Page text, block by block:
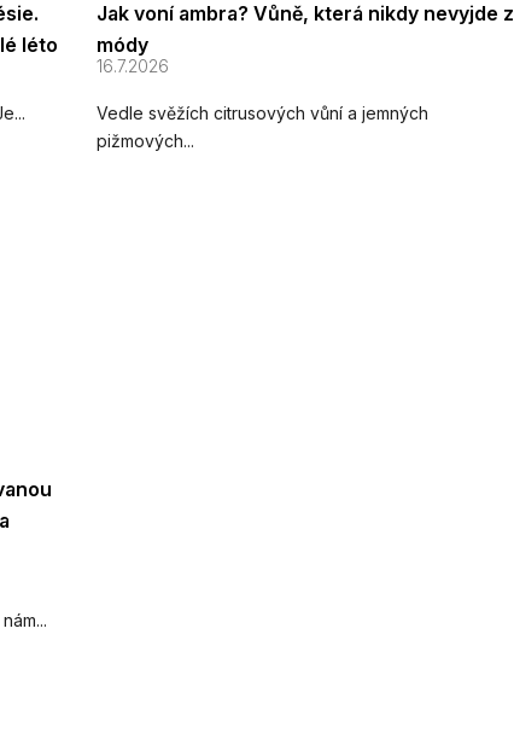
léto
Jak voní ambra? Vůně, která nikdy nevyjde z
módy
16.7.2026
Vedle svěžích citrusových vůní a jemných
pižmových...